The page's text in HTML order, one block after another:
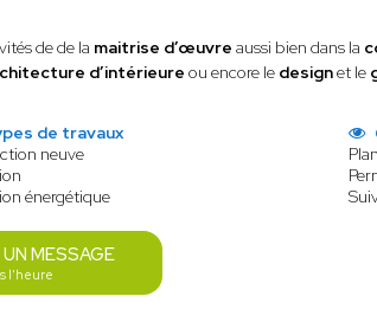
de de la maitrise d’œuvre aussi bien dans la
d’intérieure ou encore le designet le
de travaux
neuve
énergétique
Plan
MESSAGE
l'heure